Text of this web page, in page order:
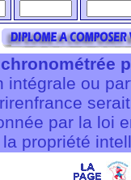
intégrale ou
par la loi
la propriété